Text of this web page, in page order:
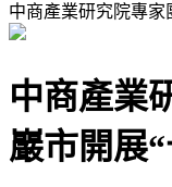
中商產業研究院專家
中商產業
巖市開展